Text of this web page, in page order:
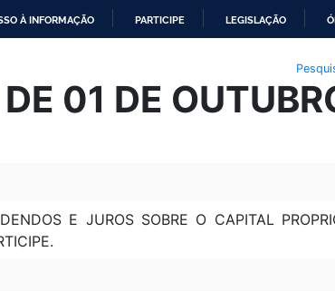
À INFORMAÇÃO PARTICIPE LEGISLAÇÃO
01 DE
E JUROS SOBRE O CAPITAL